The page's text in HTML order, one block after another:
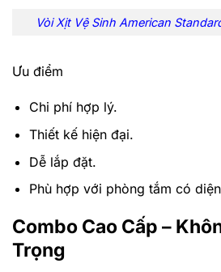
Vòi Xịt Vệ Sinh American
Ưu điểm
Chi phí hợp lý.
Thiết kế hiện đại.
Dễ lắp đặt.
Phù hợp với phòng tắm có
Combo Cao Cấp –
Trọng